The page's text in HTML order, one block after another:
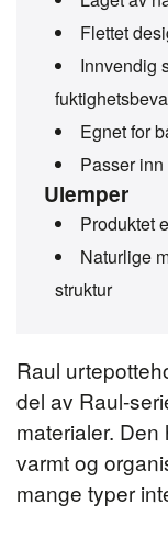
Raul
del av Raul-
materialer.
varmt og
mange typer
Flettet
Innvendig
Egnet for
Passer
Ulemper
Produktet
Naturlige
struktur